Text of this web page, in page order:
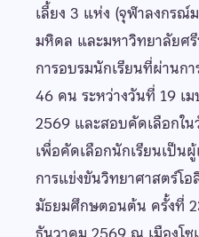
เลี้ยง 3 แห่ง (จุฬาลงกรณ์
มหิดล และมหาวิทยาลัยศ
การอบรมนักเรียนที่ผ่านก
46 คน ระหว่างวันที่ 19
2569 และสอบคัดเลือกใ
เพื่อคัดเลือกนักเรียนเป็น
การแข่งขันวิทยาศาสตร์โ
มัธยมศึกษตอนต้น ครั้งที่